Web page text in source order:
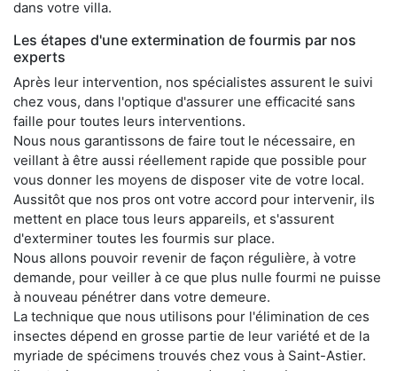
dans votre villa.
Les étapes d'une extermination de fourmis par nos
experts
Après leur intervention, nos spécialistes assurent le suivi
chez vous, dans l'optique d'assurer une efficacité sans
faille pour toutes leurs interventions.
Nous nous garantissons de faire tout le nécessaire, en
veillant à être aussi réellement rapide que possible pour
vous donner les moyens de disposer vite de votre local.
Aussitôt que nos pros ont votre accord pour intervenir, ils
mettent en place tous leurs appareils, et s'assurent
d'exterminer toutes les fourmis sur place.
Nous allons pouvoir revenir de façon régulière, à votre
demande, pour veiller à ce que plus nulle fourmi ne puisse
à nouveau pénétrer dans votre demeure.
La technique que nous utilisons pour l'élimination de ces
insectes dépend en grosse partie de leur variété et de la
myriade de spécimens trouvés chez vous à Saint-Astier.